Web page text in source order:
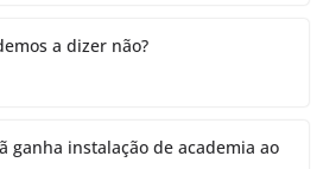
a dizer não?
ganha instalação de academia ao